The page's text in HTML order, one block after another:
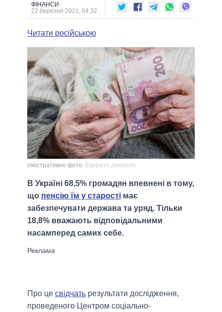
ГОЛОВИ ОБЛАДМІНІСТРАЦІЙ
МЕРИ МІСТ
ВСІ ПЕРСОНИ
ПОРІВНЯННЯ ПОЛІТИКІВ
ФІНАНСИ
22 березня 2021, 04:32
Читати російською
Ілюстративне фото Відкрите джерело
В Україні 68,5% громадян впевнені в тому,
що пенсію їм у старості має
забезпечувати держава та уряд. Тільки
18,8% вважають відповідальними
насамперед самих себе.
Про це свідчать результати дослідження,
проведеного Центром соціально-